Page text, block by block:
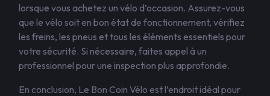
lorsque vous achetez un vélo d’occasion. Assurez-vous
que le vélo soit en bon état de fonctionnement, vérifiez
les freins, les pneus et tous les éléments essentiels pour
votre sécurité. Si nécessaire, faites appel à un
professionnel pour une inspection plus approfondie.
En conclusion, Le Bon Coin Vélo est l’endroit idéal pour